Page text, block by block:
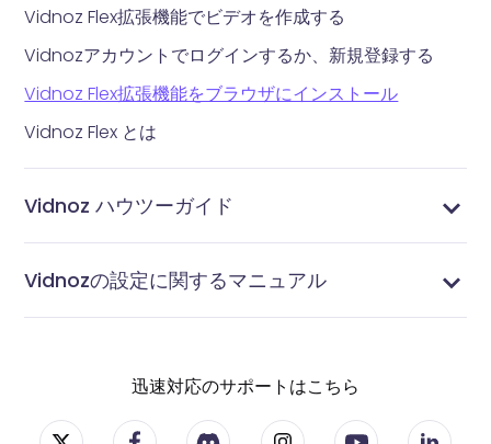
Vidnoz Flex拡張機能でビデオを作成する
Vidnozアカウントでログインするか、新規登録する
Vidnoz Flex拡張機能をブラウザにインストール
Vidnoz Flex とは
Vidnoz ハウツーガイド
Vidnozの設定に関するマニュアル
迅速対応のサポートはこちら